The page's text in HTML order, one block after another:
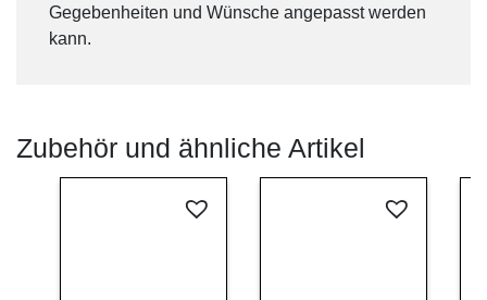
Gegebenheiten und Wünsche angepasst werden
kann.
Zubehör und ähnliche Artikel